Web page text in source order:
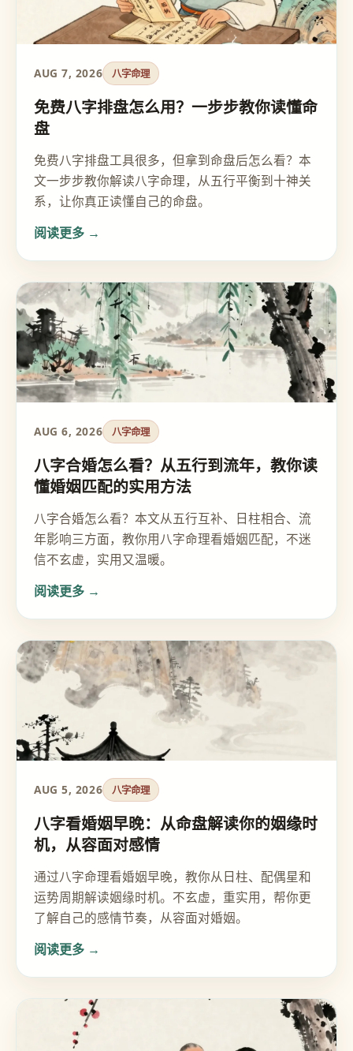
AUG 7, 2026 八字命理
免费八字排盘怎么用？一步步教你读懂命
盘
免费八字排盘工具很多，但拿到命盘后怎么看？本
文一步步教你解读八字命理，从五行平衡到十神关
系，让你真正读懂自己的命盘。
阅读更多 →
AUG 6, 2026 八字命理
八字合婚怎么看？从五行到流年，教你读
懂婚姻匹配的实用方法
八字合婚怎么看？本文从五行互补、日柱相合、流
年影响三方面，教你用八字命理看婚姻匹配，不迷
信不玄虚，实用又温暖。
阅读更多 →
AUG 5, 2026 八字命理
八字看婚姻早晚：从命盘解读你的姻缘时
机，从容面对感情
通过八字命理看婚姻早晚，教你从日柱、配偶星和
运势周期解读姻缘时机。不玄虚，重实用，帮你更
了解自己的感情节奏，从容面对婚姻。
阅读更多 →